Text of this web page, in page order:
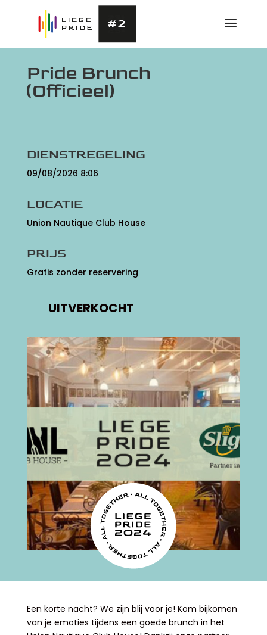
Pride Brunch
(Officieel)
DIENSTREGELING
09/08/2026 8:06
LOCATIE
Union Nautique Club House
PRIJS
Gratis zonder reservering
UITVERKOCHT
Een korte nacht? We zijn blij voor je! Kom bijkomen
van je emoties tijdens een goede brunch in het